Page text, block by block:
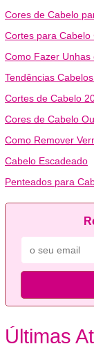
Cores de Cabelo
Cortes para Cabelo
Como Fazer Unhas
Tendências
Cortes de Cabelo
Cores de Cabelo
Como Remover
Cabelo Escadeado
Penteados para
Últimas